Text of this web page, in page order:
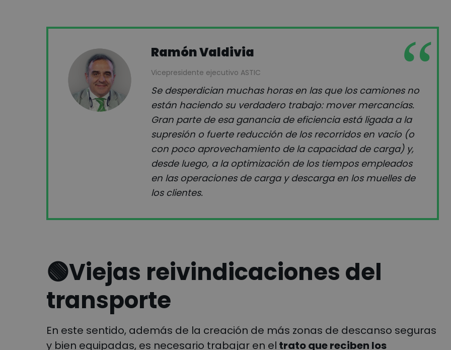
Ramón Valdivia
Vicepresidente ejecutivo ASTIC
Se desperdician muchas horas en las que los camiones no
están haciendo su verdadero trabajo: mover mercancías.
Gran parte de esa ganancia de eficiencia está ligada a la
supresión o fuerte reducción de los recorridos en vacío (o
con poco aprovechamiento de la capacidad de carga) y,
desde luego, a la optimización de los tiempos empleados
en las operaciones de carga y descarga en los muelles de
los clientes.
🟢Viejas reivindicaciones del
transporte
En este sentido, además de la creación de más zonas de descanso seguras
y bien equipadas, es necesario trabajar en el trato que reciben los